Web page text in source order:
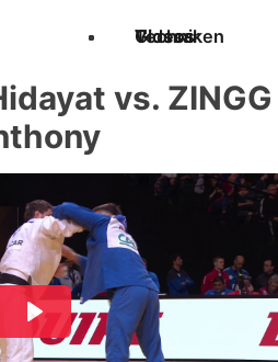
Techniken
Videos
Glossar
vs. ZINGG